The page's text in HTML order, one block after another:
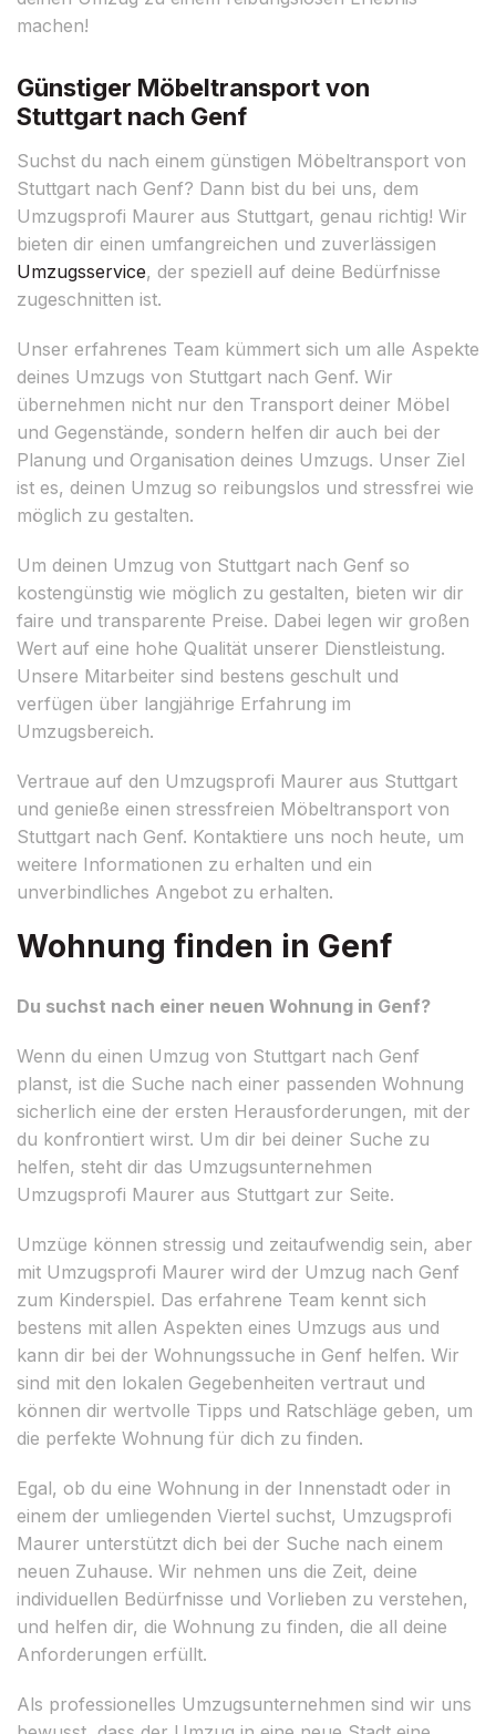
machen!
Günstiger Möbeltransport von
Stuttgart nach Genf
Suchst du nach einem günstigen Möbeltransport von
Stuttgart nach Genf? Dann bist du bei uns, dem
Umzugsprofi Maurer aus Stuttgart, genau richtig! Wir
bieten dir einen umfangreichen und zuverlässigen
Umzugsservice, der speziell auf deine Bedürfnisse
zugeschnitten ist.
Unser erfahrenes Team kümmert sich um alle Aspekte
deines Umzugs von Stuttgart nach Genf. Wir
übernehmen nicht nur den Transport deiner Möbel
und Gegenstände, sondern helfen dir auch bei der
Planung und Organisation deines Umzugs. Unser Ziel
ist es, deinen Umzug so reibungslos und stressfrei wie
möglich zu gestalten.
Um deinen Umzug von Stuttgart nach Genf so
kostengünstig wie möglich zu gestalten, bieten wir dir
faire und transparente Preise. Dabei legen wir großen
Wert auf eine hohe Qualität unserer Dienstleistung.
Unsere Mitarbeiter sind bestens geschult und
verfügen über langjährige Erfahrung im
Umzugsbereich.
Vertraue auf den Umzugsprofi Maurer aus Stuttgart
und genieße einen stressfreien Möbeltransport von
Stuttgart nach Genf. Kontaktiere uns noch heute, um
weitere Informationen zu erhalten und ein
unverbindliches Angebot zu erhalten.
Wohnung finden in Genf
Du suchst nach einer neuen Wohnung in Genf?
Wenn du einen Umzug von Stuttgart nach Genf
planst, ist die Suche nach einer passenden Wohnung
sicherlich eine der ersten Herausforderungen, mit der
du konfrontiert wirst. Um dir bei deiner Suche zu
helfen, steht dir das Umzugsunternehmen
Umzugsprofi Maurer aus Stuttgart zur Seite.
Umzüge können stressig und zeitaufwendig sein, aber
mit Umzugsprofi Maurer wird der Umzug nach Genf
zum Kinderspiel. Das erfahrene Team kennt sich
bestens mit allen Aspekten eines Umzugs aus und
kann dir bei der Wohnungssuche in Genf helfen. Wir
sind mit den lokalen Gegebenheiten vertraut und
können dir wertvolle Tipps und Ratschläge geben, um
die perfekte Wohnung für dich zu finden.
Egal, ob du eine Wohnung in der Innenstadt oder in
einem der umliegenden Viertel suchst, Umzugsprofi
Maurer unterstützt dich bei der Suche nach einem
neuen Zuhause. Wir nehmen uns die Zeit, deine
individuellen Bedürfnisse und Vorlieben zu verstehen,
und helfen dir, die Wohnung zu finden, die all deine
Anforderungen erfüllt.
Als professionelles Umzugsunternehmen sind wir uns